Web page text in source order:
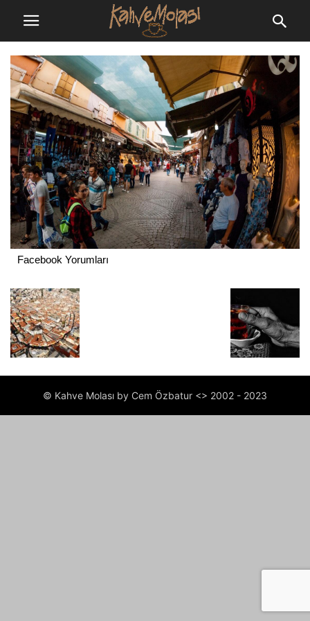
Facebook Yorumları
© Kahve Molası by Cem Özbatur <> 2002 - 2023